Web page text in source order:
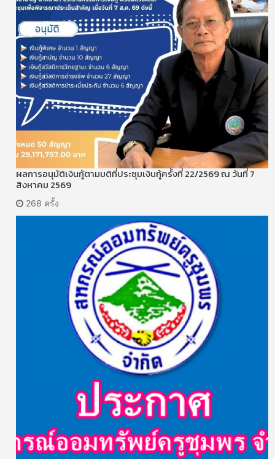
ผลการอนุมัติเงินกู้ตามมติที่ประชุมเงินกู้ครั้งที่ 22/2569 ณ วันที่ 7
สิงหาคม 2569
268 ครั้ง